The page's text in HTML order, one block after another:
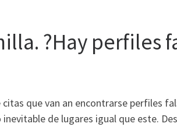
?Hay perfiles
que van an encontrarse perfiles
de lugares igual que este.